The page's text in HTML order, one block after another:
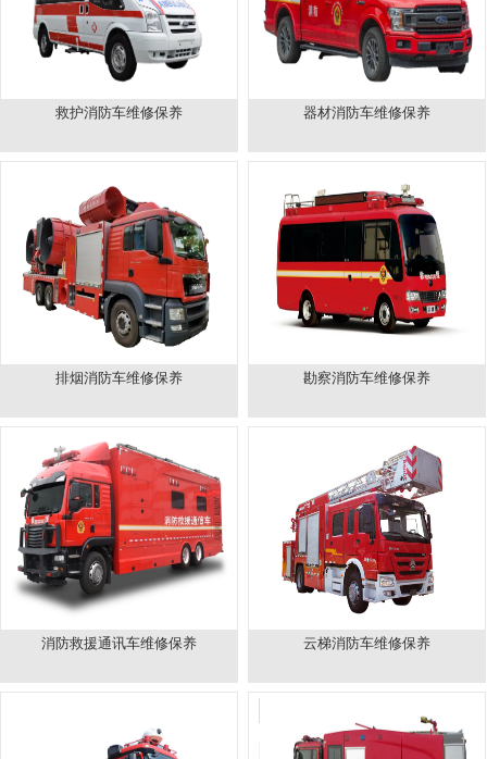
救护消防车维修保养 器材消防车维修保养
排烟消防车维修保养 勘察消防车维修保养
消防救援通讯车维修保养 云梯消防车维修保养